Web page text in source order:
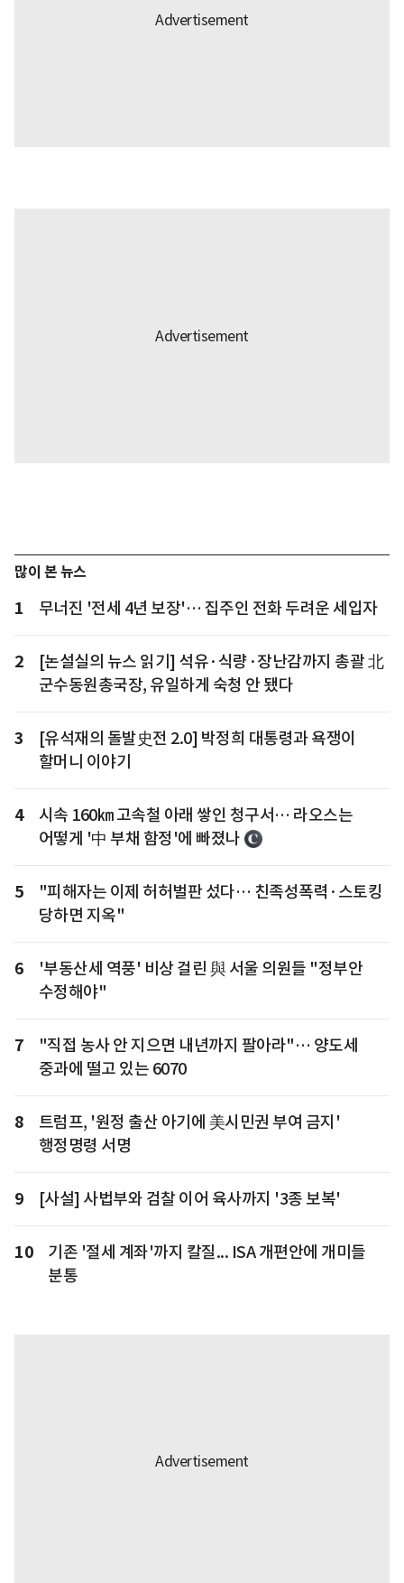
많이 본 뉴스
1 무너진 '전세 4년 보장'… 집주인 전화 두려운 세입자
2
[논설실의 뉴스 읽기] 석유·식량·장난감까지 총괄 北
군수동원총국장, 유일하게 숙청 안 됐다
3
[유석재의 돌발史전 2.0] 박정희 대통령과 욕쟁이
할머니 이야기
4
시속 160㎞ 고속철 아래 쌓인 청구서… 라오스는
어떻게 '中 부채 함정'에 빠졌나
5
"피해자는 이제 허허벌판 섰다… 친족성폭력·스토킹
당하면 지옥"
6
'부동산세 역풍' 비상 걸린 與 서울 의원들 "정부안
수정해야"
7
"직접 농사 안 지으면 내년까지 팔아라"… 양도세
중과에 떨고 있는 6070
8
트럼프, '원정 출산 아기에 美시민권 부여 금지'
행정명령 서명
9 [사설] 사법부와 검찰 이어 육사까지 '3종 보복'
10
기존 '절세 계좌'까지 칼질... ISA 개편안에 개미들
분통